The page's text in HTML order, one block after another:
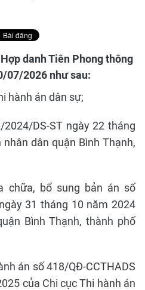
danh Tiên Phong thông
07/2026 như sau:
hành án dân sự;
DS-ST ngày 22 tháng
dân quận Bình Thạnh,
chữa, bổ sung bản án số
31 tháng 10 năm 2024
Bình Thạnh, thành phố
án số 418/QĐ-CCTHADS
của Chi cục Thi hành án